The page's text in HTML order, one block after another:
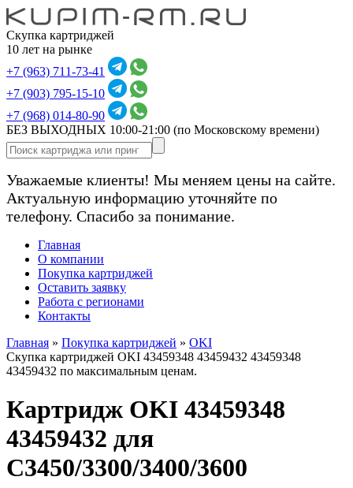
Скупка картриджей
10 лет на рынке
+7 (963) 711-73-41
+7 (903) 795-15-10
+7 (968) 014-80-90
БЕЗ ВЫХОДНЫХ 10:00-21:00 (по Московскому времени)
Уважаемые клиенты! Мы меняем цены на сайте.
Актуальную информацию уточняйте по
телефону. Спасибо за понимание.
Главная
О компании
Покупка картриджей
Оставить заявку
Работа с регионами
Контакты
Главная » Покупка картриджей » OKI
Скупка картриджей OKI 43459348 43459432 43459348
43459432 по максимальным ценам.
Картридж OKI 43459348
43459432 для
C3450/3300/3400/3600